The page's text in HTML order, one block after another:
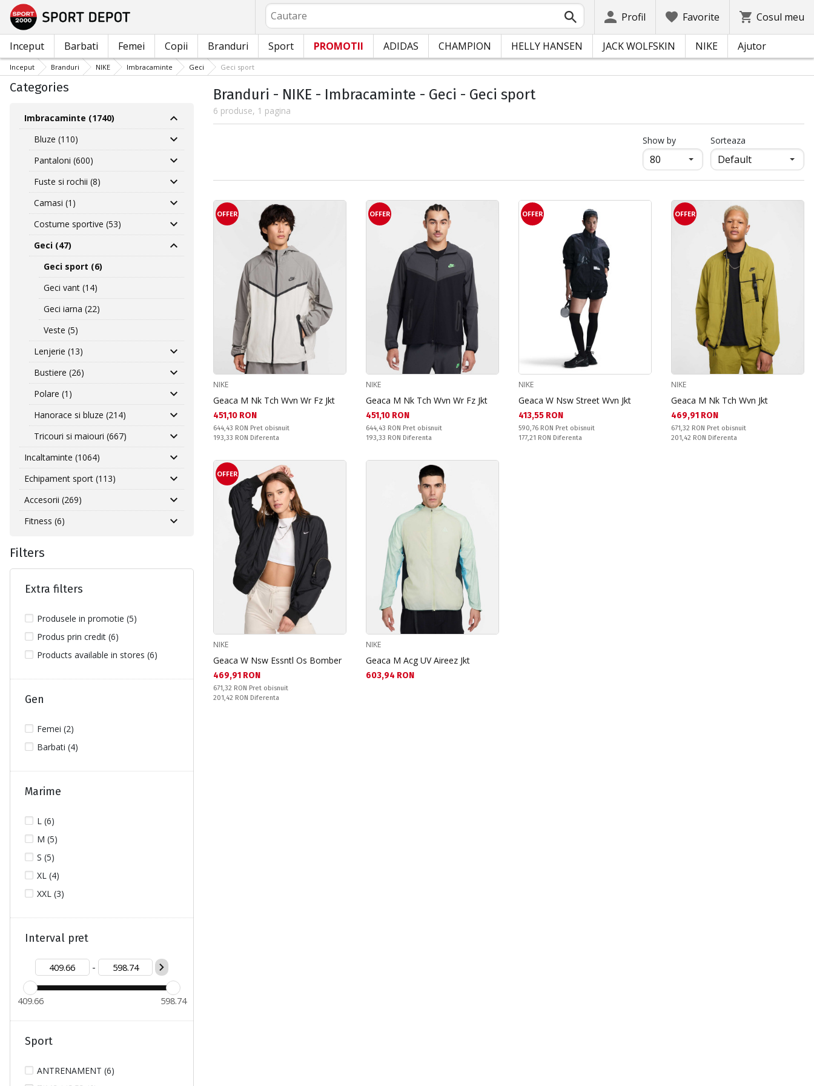
Cautare
Profil Favorite Cosul meu
Inceput Barbati Femei Copii Branduri Sport PROMOTII ADIDAS CHAMPION HELLY HANSEN JACK WOLFSKIN NIKE Ajutor
Inceput Branduri NIKE Imbracaminte Geci Geci sport
Categories
Imbracaminte (1740)
Bluze (110)
Pantaloni (600)
Fuste si rochii (8)
Camasi (1)
Costume sportive (53)
Geci (47)
Geci sport (6)
Geci vant (14)
Geci iarna (22)
Veste (5)
Lenjerie (13)
Bustiere (26)
Polare (1)
Hanorace si bluze (214)
Tricouri si maiouri (667)
Incaltaminte (1064)
Echipament sport (113)
Accesorii (269)
Fitness (6)
Filters
Extra filters
Produsele in promotie (5)
Produs prin credit (6)
Products available in stores (6)
Gen
Femei (2)
Barbati (4)
Marime
L (6)
M (5)
S (5)
XL (4)
XXL (3)
Interval pret
-
409.66 598.74
Sport
ANTRENAMENT (6)
Branduri - NIKE - Imbracaminte - Geci - Geci sport
6 produse, 1 pagina
Show byпродукти на страница
Sorteaza
OFFER
NIKE
Geaca M Nk Tch Wvn Wr Fz Jkt
Текуща цена:
451,10 RON
Pret obisnuit:
644,43 RON Pret obisnuit
Спестявате:
193,33 RON Diferenta
OFFER
NIKE
Geaca M Nk Tch Wvn Wr Fz Jkt
Текуща цена:
451,10 RON
Pret obisnuit:
644,43 RON Pret obisnuit
Спестявате:
193,33 RON Diferenta
OFFER
NIKE
Geaca W Nsw Street Wvn Jkt
Текуща цена:
413,55 RON
Pret obisnuit:
590,76 RON Pret obisnuit
Спестявате:
177,21 RON Diferenta
OFFER
NIKE
Geaca M Nk Tch Wvn Jkt
Текуща цена:
469,91 RON
Pret obisnuit:
671,32 RON Pret obisnuit
Спестявате:
201,42 RON Diferenta
OFFER
NIKE
Geaca W Nsw Essntl Os Bomber
Текуща цена:
469,91 RON
Pret obisnuit:
671,32 RON Pret obisnuit
Спестявате:
201,42 RON Diferenta
NIKE
Geaca M Acg UV Aireez Jkt
Текуща цена:
603,94 RON